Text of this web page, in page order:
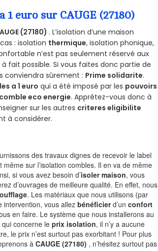
euro sur CAUGE (27180)
(27180) . L’isolation d’une maison
: isolation thermique, isolation phonique,
n’est pas seulement réservé aux
à fait possible. Si vous faites donc partie de
conviendra sûrement : Prime solidarite.
a 1 euro qui a été imposé par les pouvoirs
comble eco energie. Apprêtez-vous donc à
sur les autres criteres eligibilite
à considérer.
des travaux dignes de recevoir le label
sur l’isolation combles. Il en va de même
si vous avez besoin d’isoler maison, vous
d’ouvrages de meilleure qualité. En effet, nous
. Les matériaux que nous utilisons (par
intervention, vous allezbénéficierd’unconfort
en faire. Le système que nous installerons au
concerne leprix isolation, il n’y a aucune
le prix n’est surtout pas exorbitant ! Pour plus
àCAUGE (27180) , n’hésitez surtout pas